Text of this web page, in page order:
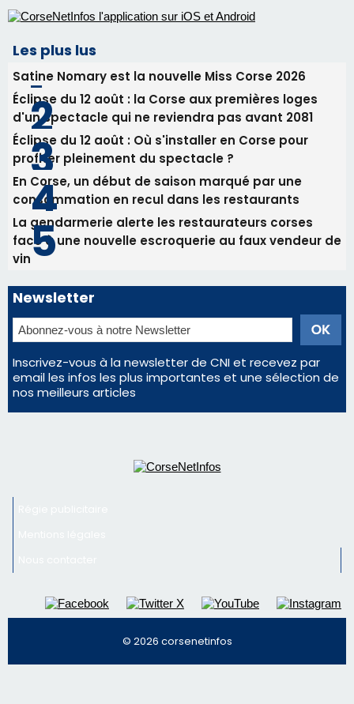
profiter pleinement du spectacle ?
consommation en recul dans les restaurants
La gendarmerie alerte les restaurateurs corses
face à une nouvelle escroquerie au faux vendeur de
vin
Newsletter
Inscrivez-vous à la newsletter de CNI et recevez par
email les infos les plus importantes et une sélection de
nos meilleurs articles
Régie publicitaire
Mentions légales
Nous contacter